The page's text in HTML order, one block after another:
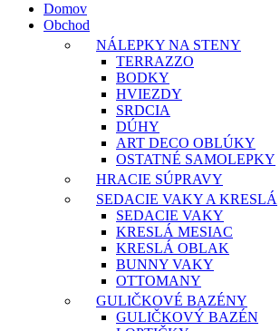
Domov
Obchod
NÁLEPKY NA STENY
TERRAZZO
BODKY
HVIEZDY
SRDCIA
DÚHY
ART DECO OBLÚKY
OSTATNÉ SAMOLEPKY
HRACIE SÚPRAVY
SEDACIE VAKY A KRESLÁ
SEDACIE VAKY
KRESLÁ MESIAC
KRESLÁ OBLAK
BUNNY VAKY
OTTOMANY
GULIČKOVÉ BAZÉNY
GULIČKOVÝ BAZÉN